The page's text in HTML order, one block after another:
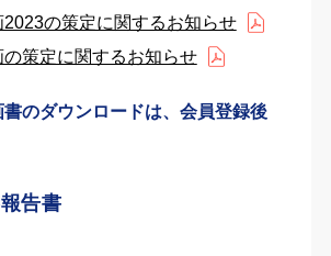
の策定に関するお知らせ
策定に関するお知らせ
のダウンロードは、会員登録後
告書